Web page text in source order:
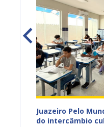
Juazeiro Pelo
do intercâmbio